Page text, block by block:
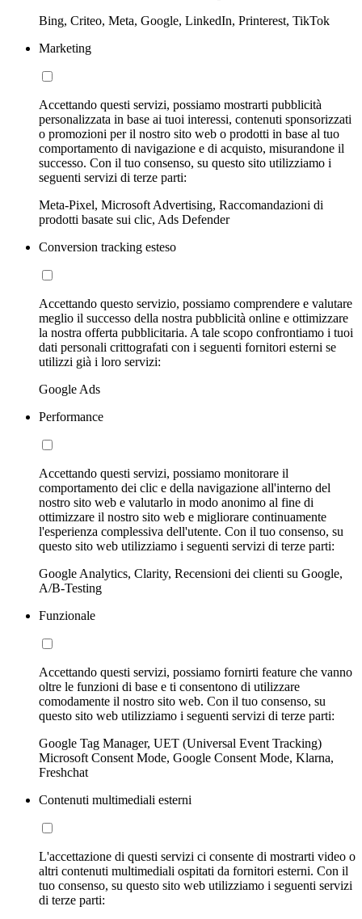
Bing, Criteo, Meta, Google, LinkedIn, Printerest, TikTok
Marketing
Accettando questi servizi, possiamo mostrarti pubblicità
personalizzata in base ai tuoi interessi, contenuti sponsorizzati
o promozioni per il nostro sito web o prodotti in base al tuo
comportamento di navigazione e di acquisto, misurandone il
successo. Con il tuo consenso, su questo sito utilizziamo i
seguenti servizi di terze parti:
Meta-Pixel, Microsoft Advertising, Raccomandazioni di
prodotti basate sui clic, Ads Defender
Conversion tracking esteso
Accettando questo servizio, possiamo comprendere e valutare
meglio il successo della nostra pubblicità online e ottimizzare
la nostra offerta pubblicitaria. A tale scopo confrontiamo i tuoi
dati personali crittografati con i seguenti fornitori esterni se
utilizzi già i loro servizi:
Google Ads
Performance
Accettando questi servizi, possiamo monitorare il
comportamento dei clic e della navigazione all'interno del
nostro sito web e valutarlo in modo anonimo al fine di
ottimizzare il nostro sito web e migliorare continuamente
l'esperienza complessiva dell'utente. Con il tuo consenso, su
questo sito web utilizziamo i seguenti servizi di terze parti:
Google Analytics, Clarity, Recensioni dei clienti su Google,
A/B-Testing
Funzionale
Accettando questi servizi, possiamo fornirti feature che vanno
oltre le funzioni di base e ti consentono di utilizzare
comodamente il nostro sito web. Con il tuo consenso, su
questo sito web utilizziamo i seguenti servizi di terze parti:
Google Tag Manager, UET (Universal Event Tracking)
Microsoft Consent Mode, Google Consent Mode, Klarna,
Freshchat
Contenuti multimediali esterni
L'accettazione di questi servizi ci consente di mostrarti video o
altri contenuti multimediali ospitati da fornitori esterni. Con il
tuo consenso, su questo sito web utilizziamo i seguenti servizi
di terze parti: